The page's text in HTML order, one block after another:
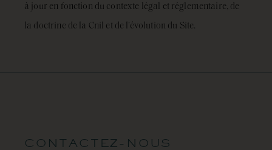
à jour en fonction du contexte légal et réglementaire, de
la doctrine de la Cnil et de l’évolution du Site.
CONTACTEZ-NOUS